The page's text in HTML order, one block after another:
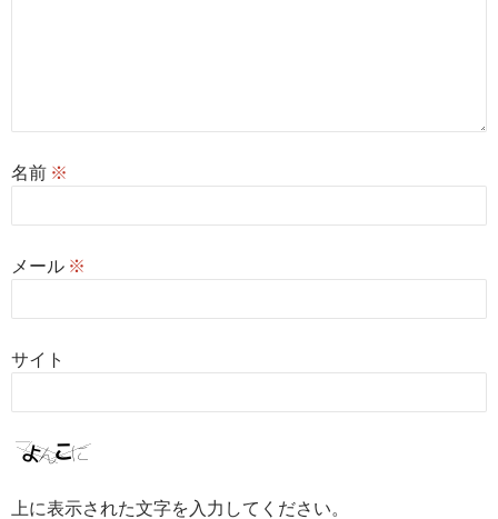
名前 ※
メール ※
サイト
上に表示された文字を入力してください。